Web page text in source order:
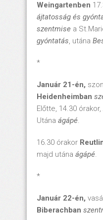
Weingartenben
ájtatosság és
szentmise a
gyóntatás, utána
*
Január 21-én,
Heidenheimban
Előtte, 14.30 órakor,
Utána ágápé.
16.30 órakor
majd utána ágápé.
*
Január 22-én,
Biberachban